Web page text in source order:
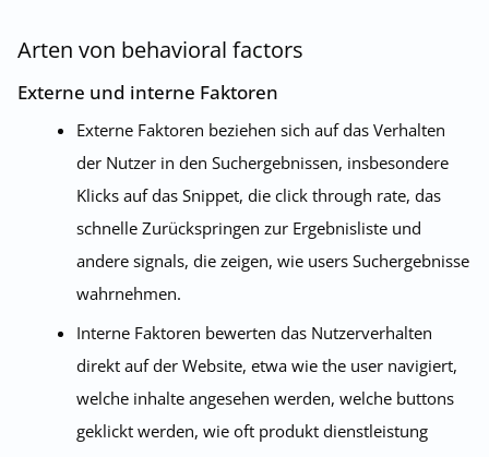
Arten von behavioral factors
Externe und interne Faktoren
Externe Faktoren beziehen sich auf das Verhalten
der Nutzer in den Suchergebnissen, insbesondere
Klicks auf das Snippet, die click through rate, das
schnelle Zurückspringen zur Ergebnisliste und
andere signals, die zeigen, wie users Suchergebnisse
wahrnehmen.
Interne Faktoren bewerten das Nutzerverhalten
direkt auf der Website, etwa wie the user navigiert,
welche inhalte angesehen werden, welche buttons
geklickt werden, wie oft produkt dienstleistung